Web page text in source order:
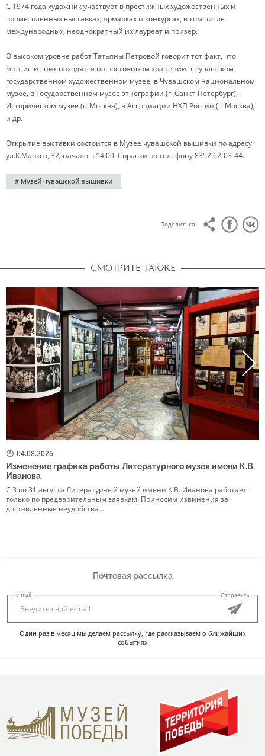
С 1974 года художник участвует в престижных художественных и
промышленных выставках, ярмарках и конкурсах, в том числе
международных, неоднократный их лауреат и призёр.
О высоком уровне работ Татьяны Петровой говорит тот факт, что
многие из них находятся на постоянном хранении в Чувашском
государственном художественном музее, в Чувашском национальном
музее, в Государственном музее этнографии (г. Санкт-Петербург),
Историческом музее (г. Москва), в Ассоциации НХП России (г. Москва),
и др.
Открытие выставки состоится в Музее чувашской вышивки по адресу
ул.К.Маркса, 32, начало в 14:00. Справки по телефону 8352 62-03-44.
# Музей чувашской вышивки
Поделиться
СМОТРИТЕ ТАКЖЕ
04.08.2026
Изменение графика работы Литературного музея имени К.В.
Иванова
С 3 по 31 августа Литературный музей имени К.В. Иванова работает
только по предварительным заявкам. Приносим извинения за
доставленные неудобства…
Почтовая рассылка
e-mail Отправить
Один раз в месяц мы делаем рассылку, где рассказываем о ближайших
событиях